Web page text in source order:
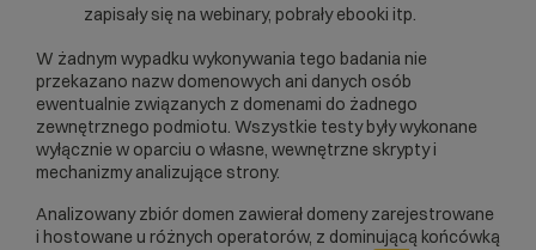
zapisały się na webinary, pobrały ebooki itp.
W żadnym wypadku wykonywania tego badania nie
przekazano nazw domenowych ani danych osób
ewentualnie związanych z domenami do żadnego
zewnętrznego podmiotu. Wszystkie testy były wykonane
wyłącznie w oparciu o własne, wewnętrzne skrypty i
mechanizmy analizujące strony.
Analizowany zbiór domen zawierał domeny zarejestrowane
i hostowane u różnych operatorów, z dominującą końcówką